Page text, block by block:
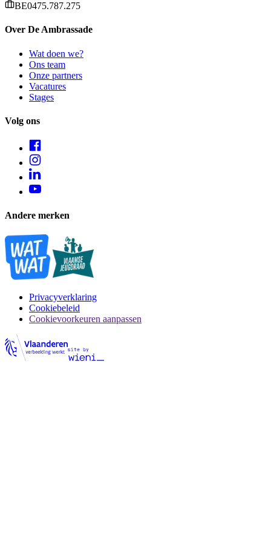
BE0475.787.275
Over De Ambrassade
Wat doen we?
Ons team
Onze partners
Vacatures
Stages
Volg ons
Andere merken
Privacyverklaring
Cookiebeleid
Cookievoorkeuren aanpassen